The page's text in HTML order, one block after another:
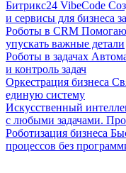
Битрикс24 VibeCode
и сервисы для бизнеса
Роботы в CRM
упускать важные детали
Роботы в задачах
и контроль задач
Оркестрация бизнеса
единую систему
Искусственный
с любыми задачами.
Роботизация бизнеса
процессов без